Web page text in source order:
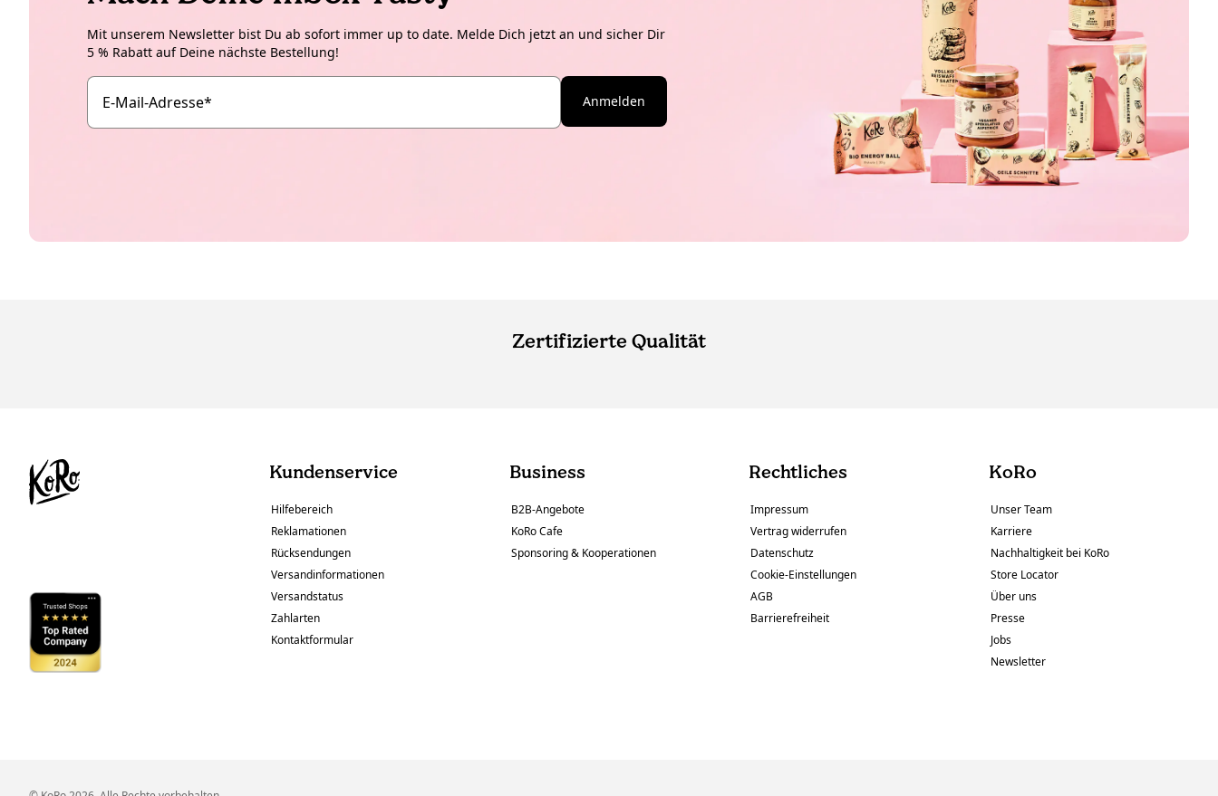
Mit unserem Newsletter bist Du ab sofort immer up to date. Melde Dich jetzt an und sicher Dir
5 % Rabatt auf Deine nächste Bestellung!
E-Mail-Adresse* Anmelden
Zertifizierte Qualität
Kundenservice
Hilfebereich
Reklamationen
Rücksendungen
Versandinformationen
Versandstatus
Zahlarten
Kontaktformular
Business
B2B-Angebote
KoRo Cafe
Sponsoring & Kooperationen
Rechtliches
Impressum
Vertrag widerrufen
Datenschutz
Cookie-Einstellungen
AGB
Barrierefreiheit
KoRo
Unser Team
Karriere
Nachhaltigkeit bei KoRo
Store Locator
Über uns
Presse
Jobs
Newsletter